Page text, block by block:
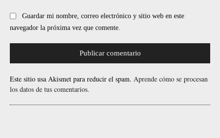
Guardar mi nombre, correo electrónico y sitio web en este
navegador la próxima vez que comente.
Este sitio usa Akismet para reducir el spam. Aprende cómo se procesan
los datos de tus comentarios.